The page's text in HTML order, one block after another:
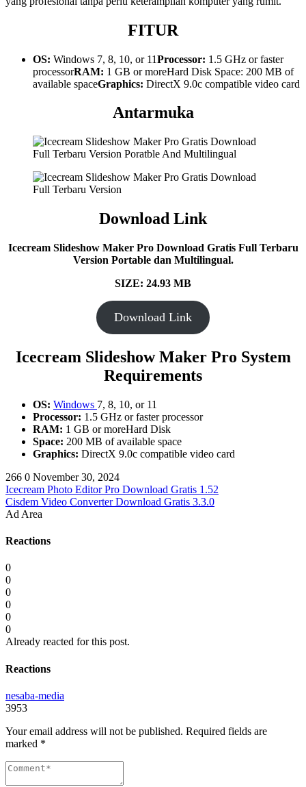
FITUR
OS: Windows 7, 8, 10, or 11Processor: 1.5 GHz or faster
processorRAM: 1 GB or moreHard Disk Space: 200 MB of
available spaceGraphics: DirectX 9.0c compatible video card
Antarmuka
Download Link
Icecream Slideshow Maker Pro Download Gratis Full Terbaru
Version Portable dan Multilingual.
SIZE: 24.93 MB
Download Link
Icecream Slideshow Maker Pro System
Requirements
OS: Windows 7, 8, 10, or 11
Processor: 1.5 GHz or faster processor
RAM: 1 GB or moreHard Disk
Space: 200 MB of available space
Graphics: DirectX 9.0c compatible video card
266 0 November 30, 2024
Icecream Photo Editor Pro Download Gratis 1.52
Cisdem Video Converter Download Gratis 3.3.0
Ad Area
Reactions
0
0
0
0
0
0
Already reacted for this post.
Reactions
nesaba-media
3953
Your email address will not be published. Required fields are
marked *